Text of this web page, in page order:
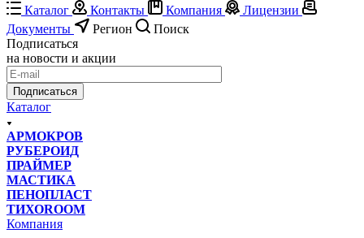
Каталог
Контакты Компания
Лицензии
Документы
Регион
Поиск
Подписаться
на новости и акции
Подписаться
Каталог
АРМОКРОВ
РУБЕРОИД
ПРАЙМЕР
МАСТИКА
ПЕНОПЛАСТ
ТИХОROOM
Компания